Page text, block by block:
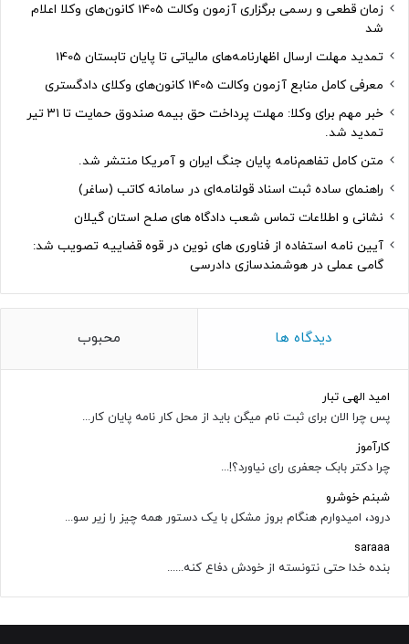
زمان قطعی و رسمی برگزاری آزمون وکالت 1405 کانون‌های وکلا اعلام
شد
تمدید مهلت ارسال اظهارنامه‌های مالیاتی تا پایان تابستان 1405
معرفی کامل منابع آزمون وکالت 1405 کانون‌های وکلای دادگستری
خبر مهم برای وکلا: مهلت پرداخت حق بیمه صندوق حمایت تا ۳۱ تیر
تمدید شد.
متن کامل تفاهم‌نامه پایان جنگ ایران و آمریکا منتشر شد.
راهنمای ساده ثبت اسناد قولنامه‌ای در سامانه کاتب (ساغر)
نشانی و اطلاعات تماس شعب دادگاه های صلح استان گیلان
آیین نامه استفاده از فناوری های نوین در قوه قضاییه تصویب شد:
گامی عملی در هوشمندسازی دادرسی
دیدگاه ها محبوب
امید الهی تبار
پس چرا الان برای ثبت نام میگن باید از محل کار نامه پایان کار...
کارآموز
چرا دکتر بابک جعفری رای نیاورد؟!...
شبنم خوشرو
درود، امیدوارم هنگام بروز مشکل با یک دستور همه چیز را زیر سو...
saraaa
بنده خدا حتی نتونسته از خودش دفاع کنه......